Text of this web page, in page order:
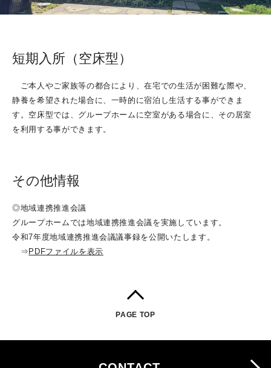
短期入所（空床型）
ご本人やご家族等の都合により、在宅での生活が困難な際や、
静養を希望された場合に、一時的に宿泊し生活する事ができま
す。空床型では、グループホームに空室がある場合に、その居室
を利用する事ができます。
その他情報
◎地域連携推進会議
グループホームでは地域連携推進会議を実施しています。
令和7年度地域連携推進会議議事録を公開いたします。
⇒ PDFファイルを表示
PAGE TOP